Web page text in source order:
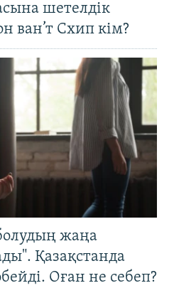
шетелдік
ван’т Схип кім?
жаңа
Қазақстанда
Оған не себеп?